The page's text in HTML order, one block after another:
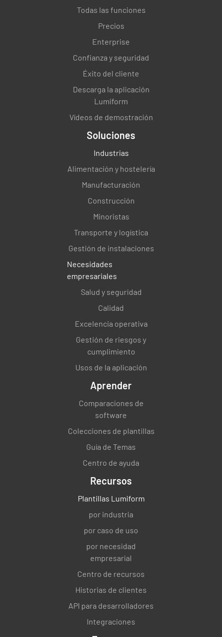
Todas las funciones
Precios
Enterprise
Confianza y seguridad
Éxito del cliente
Descarga la aplicación
Lumiform
Vídeos de demostración
Soluciones
Industrias
Alimentación y hostelería
Manufacturación
Construcción
Minoristas
Transporte y logística
Gestión de instalaciones
Necesidades
empresariales
Salud y seguridad
Calidad
Excelencia operativa
Gestión de riesgos y
cumplimiento
Usos de la aplicación
Aprender
Comparaciones de
software
Colecciones de plantillas
Guía de Temas
Centro de ayuda
Recursos
Plantillas Lumiform
por industria
por caso de uso
por necesidad
empresarial
Centro de recursos
Historias de clientes
API para desarrolladores
Integraciones